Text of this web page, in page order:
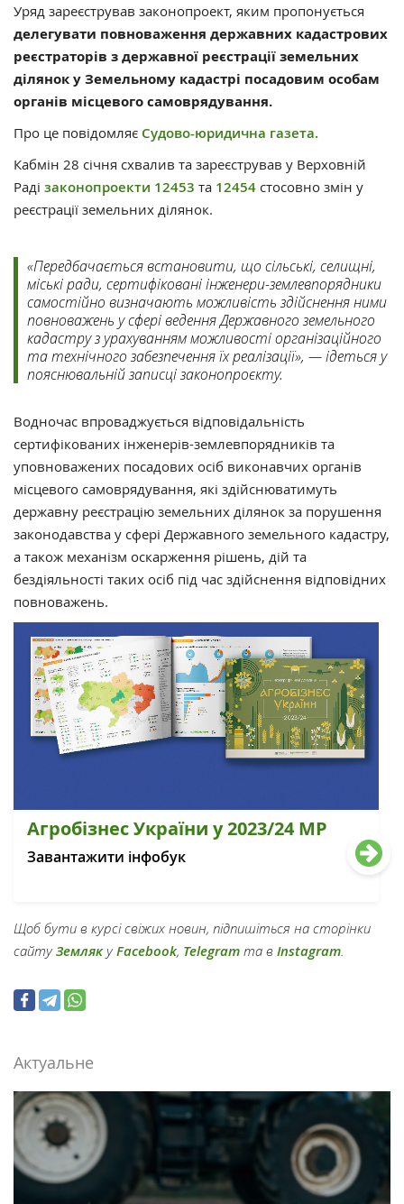
Уряд зареєстрував законопроект, яким пропонується
делегувати повноваження державних кадастрових
реєстраторів з державної реєстрації земельних
ділянок у Земельному кадастрі посадовим особам
органів місцевого самоврядування.
Про це повідомляє Судово-юридична газета.
Кабмін 28 січня схвалив та зареєстрував у Верховній
Раді законопроекти 12453 та 12454 стосовно змін у
реєстрації земельних ділянок.
«Передбачається встановити, що сільські, селищні,
міські ради, сертифіковані інженери-землевпорядники
самостійно визначають можливість здійснення ними
повноважень у сфері ведення Державного земельного
кадастру з урахуванням можливості організаційного
та технічного забезпечення їх реалізації», — ідеться у
пояснювальній записці законопроєкту.
Водночас впроваджується відповідальність
сертифікованих інженерів-землевпорядників та
уповноважених посадових осіб виконавчих органів
місцевого самоврядування, які здійснюватимуть
державну реєстрацію земельних ділянок за порушення
законодавства у сфері Державного земельного кадастру,
а також механізм оскарження рішень, дій та
бездіяльності таких осіб під час здійснення відповідних
повноважень.
Агробізнес України у 2023/24 МР
Завантажити інфобук
Щоб бути в курсі свіжих новин, підпишіться на сторінки
сайтуЗемлякуFacebook, Telegram та в Instagram
Актуальне